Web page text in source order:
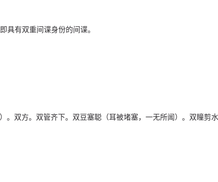
具有双重间谍身份的间谍。
。双方。双管齐下。双豆塞聪（耳被堵塞，一无所闻）。双瞳剪